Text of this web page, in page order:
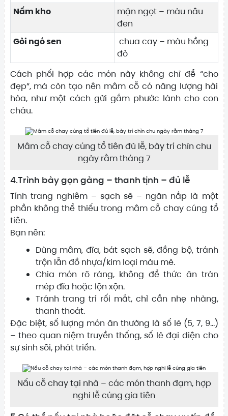
Nấm kho
mặn ngọt – màu nâu
đen
Gỏi ngó sen
chua cay – màu hồng
đỏ
Cách phối hợp các món này không chỉ để “cho
đẹp”, mà còn tạo nên mâm cỗ có năng lượng hài
hòa, như một cách gửi gắm phước lành cho con
cháu.
Mâm cỗ chay cúng tổ tiên đủ lễ, bày trí chỉn chu
ngày rằm tháng 7
4.Trình bày gọn gàng – thanh tịnh – đủ lễ
Tính trang nghiêm – sạch sẽ – ngăn nắp là một
phần không thể thiếu trong mâm cỗ chay cúng tổ
tiên.
Bạn nên:
Dùng mâm, đĩa, bát sạch sẽ, đồng bộ, tránh
trộn lẫn đồ nhựa/kim loại màu mè.
Chia món rõ ràng, không để thức ăn tràn
mép đĩa hoặc lộn xộn.
Tránh trang trí rối mắt, chỉ cần nhẹ nhàng,
thanh thoát.
Đặc biệt, số lượng món ăn thường là số lẻ (5, 7, 9…)
– theo quan niệm truyền thống, số lẻ đại diện cho
sự sinh sôi, phát triển.
Nấu cỗ chay tại nhà – các món thanh đạm, hợp
nghi lễ cúng gia tiên